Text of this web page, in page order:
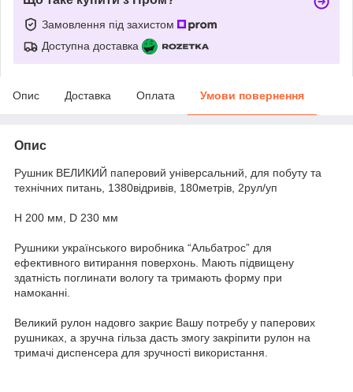
Замовлення під захистом
Доступна доставка
Опис Доставка Оплата Умови повернення
Опис
Рушник ВЕЛИКИЙ паперовий універсальний, для побуту та
технічних питань, 1380відривів, 180метрів, 2рул/уп
H 200 мм, D 230 мм
Рушники українського виробника “Альбатрос” для
ефективного витирання поверхонь. Мають підвищену
здатність поглинати вологу та тримають форму при
намоканні.
Великий рулон надовго закриє Вашу потребу у паперових
рушниках, а зручна гільза дасть змогу закріпити рулон на
тримачі диспенсера для зручності використання.